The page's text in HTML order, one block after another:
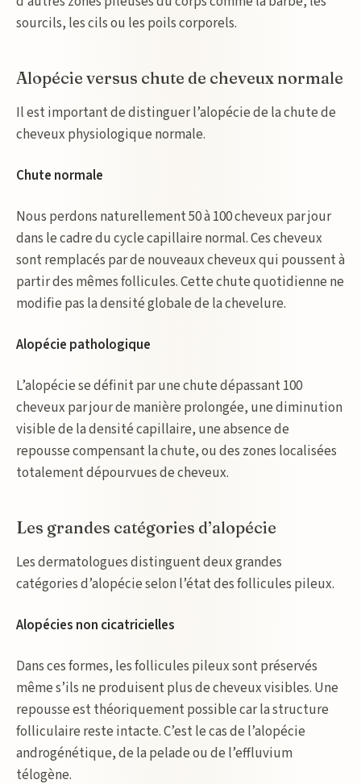
sourcils, les cils ou les poils corporels.
Alopécie versus chute de cheveux normale
Il est important de distinguer l’alopécie de la chute de
cheveux physiologique normale.
Chute normale
Nous perdons naturellement 50 à 100 cheveux par jour
dans le cadre du cycle capillaire normal. Ces cheveux
sont remplacés par de nouveaux cheveux qui poussent à
partir des mêmes follicules. Cette chute quotidienne ne
modifie pas la densité globale de la chevelure.
Alopécie pathologique
L’alopécie se définit par une chute dépassant 100
cheveux par jour de manière prolongée, une diminution
visible de la densité capillaire, une absence de
repousse compensant la chute, ou des zones localisées
totalement dépourvues de cheveux.
Les grandes catégories d’alopécie
Les dermatologues distinguent deux grandes
catégories d’alopécie selon l’état des follicules pileux.
Alopécies non cicatricielles
Dans ces formes, les follicules pileux sont préservés
même s’ils ne produisent plus de cheveux visibles. Une
repousse est théoriquement possible car la structure
folliculaire reste intacte. C’est le cas de l’alopécie
androgénétique, de la pelade ou de l’effluvium
télogène.